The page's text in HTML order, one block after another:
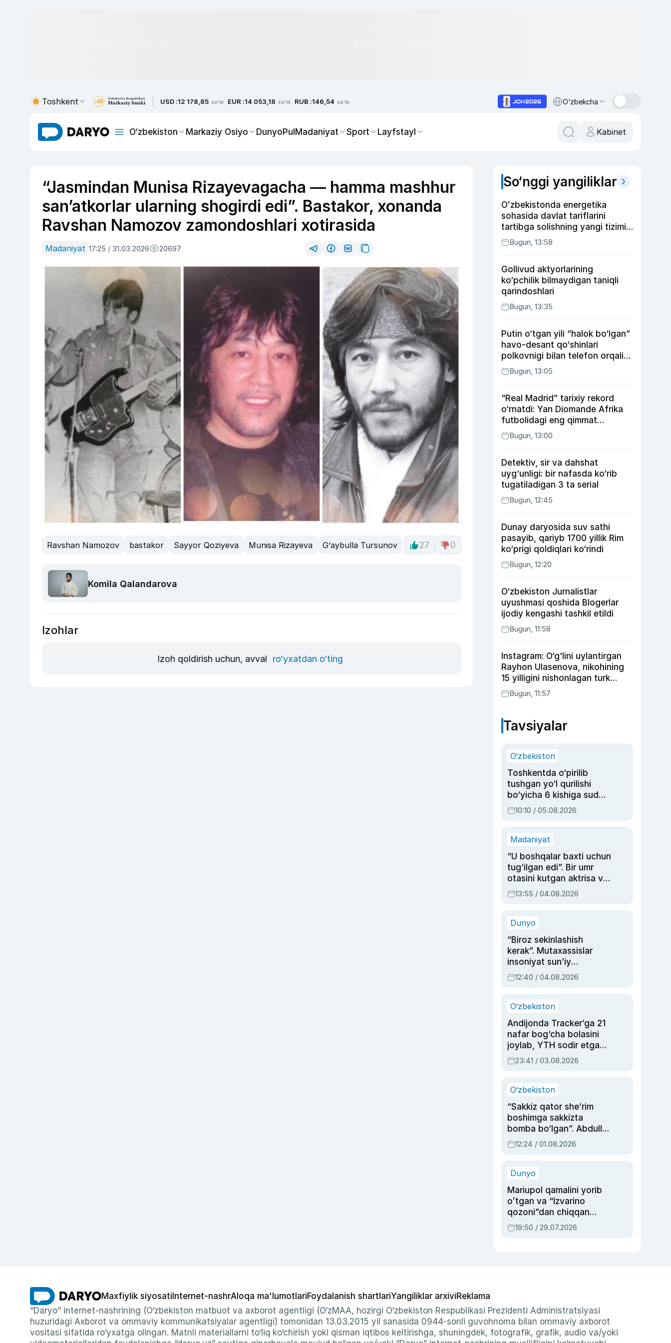
Toshkent USD :12 178,85 so'm EUR :14 053,18 so'm RUB :146,54 so'm O‘zbekcha
O‘zbekiston Markaziy Osiyo DunyoPulMadaniyat Sport Layfstayl Kabinet
“Jasmindan Munisa Rizayevagacha — hamma mashhur
san’atkorlar ularning shogirdi edi”. Bastakor, xonanda
Ravshan Namozov zamondoshlari xotirasida
Madaniyat 17:25 / 31.03.2026 20697
Ravshan Namozov bastakor Sayyor Qoziyeva Munisa Rizayeva G‘aybulla Tursunov 27 0
Komila Qalandarova
Izohlar
Izoh qoldirish uchun, avval ro‘yxatdan o‘ting
So‘nggi yangiliklar
Oʻzbekistonda energetika
sohasida davlat tariflarini
tartibga solishning yangi tizimi
joriy etildi
Bugun, 13:58
Gollivud aktyorlarining
ko‘pchilik bilmaydigan taniqli
qarindoshlari
Bugun, 13:35
Putin o‘tgan yili “halok bo‘lgan”
havo-desant qo‘shinlari
polkovnigi bilan telefon orqali
suhbatlashdi
Bugun, 13:05
“Real Madrid” tarixiy rekord
o‘rnatdi: Yan Diomande Afrika
futbolidagi eng qimmat
transferga aylandi
Bugun, 13:00
Detektiv, sir va dahshat
uyg‘unligi: bir nafasda ko‘rib
tugatiladigan 3 ta serial
Bugun, 12:45
Dunay daryosida suv sathi
pasayib, qariyb 1700 yillik Rim
ko‘prigi qoldiqlari ko‘rindi
Bugun, 12:20
O‘zbekiston Jurnalistlar
uyushmasi qoshida Blogerlar
ijodiy kengashi tashkil etildi
Bugun, 11:58
Instagram: O‘g‘lini uylantirgan
Rayhon Ulasenova, nikohining
15 yilligini nishonlagan turk
aktyorlari va Kamelot qasriga
sayohat qilgan Zebo Rahimova
Bugun, 11:57
Tavsiyalar
O‘zbekiston
Toshkentda o‘pirilib
tushgan yo‘l qurilishi
bo‘yicha 6 kishiga sud
hukmi o‘qildi
10:10 / 05.08.2026
Madaniyat
“U boshqalar baxti uchun
tug‘ilgan edi”. Bir umr
otasini kutgan aktrisa va
dublyaj ustasi Rimma
Ahmedovaning
13:55 / 04.08.2026
Dunyo
“Biroz sekinlashish
kerak”. Mutaxassislar
insoniyat sun’iy
intellektni boshqara
olmay qolishidan xavotir
12:40 / 04.08.2026
O‘zbekiston
Andijonda Tracker’ga 21
nafar bog‘cha bolasini
joylab, YTH sodir etgan
ayolga sud hukmi o‘qildi
23:41 / 03.08.2026
O‘zbekiston
“Sakkiz qator she’rim
boshimga sakkizta
bomba bo‘lgan”. Abdulla
Oripovni siyosiy
ayblovlardan asrab
12:24 / 01.08.2026
Dunyo
Mariupol qamalini yorib
oʻtgan va “Izvarino
qozoni”dan chiqqan
qahramon — Ukraina
armiyasi bosh
19:50 / 29.07.2026
Maxfiylik siyosati Internet-nashrAloqa ma'lumotlariFoydalanish shartlariYangiliklar arxiviReklama
“Daryo” internet-nashrining (O‘zbekiston matbuot va axborot agentligi (O‘zMAA, hozirgi O‘zbekiston Respublikasi Prezidenti Administratsiyasi
huzuridagi Axborot va ommaviy kommunikatsiyalar agentligi) tomonidan 13.03.2015 yil sanasida 0944-sonli guvohnoma bilan ommaviy axborot
vositasi sifatida ro‘yxatga olingan. Matnli materiallarni to‘liq ko‘chirish yoki qisman iqtibos keltirishga, shuningdek, fotografik, grafik, audio va/yoki